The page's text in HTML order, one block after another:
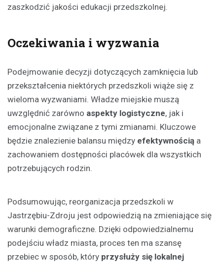
zaszkodzić jakości edukacji przedszkolnej.
Oczekiwania i wyzwania
Podejmowanie decyzji dotyczących zamknięcia lub
przekształcenia niektórych przedszkoli wiąże się z
wieloma wyzwaniami. Władze miejskie muszą
uwzględnić zarówno aspekty logistyczne, jak i
emocjonalne związane z tymi zmianami. Kluczowe
będzie znalezienie balansu między efektywnością a
zachowaniem dostępności placówek dla wszystkich
potrzebujących rodzin.
Podsumowując, reorganizacja przedszkoli w
Jastrzębiu-Zdroju jest odpowiedzią na zmieniające się
warunki demograficzne. Dzięki odpowiedzialnemu
podejściu władz miasta, proces ten ma szansę
przebiec w sposób, który przysłuży się lokalnej